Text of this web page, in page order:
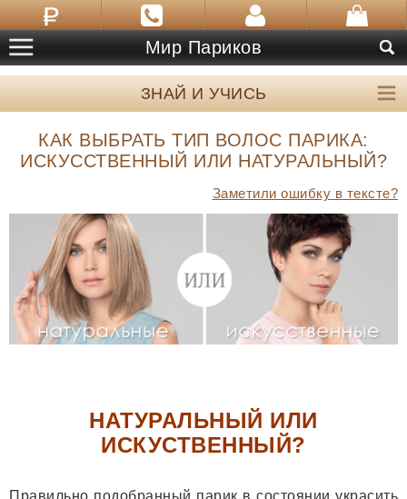
Мир Париков
ЗНАЙ И УЧИСЬ
КАК ВЫБРАТЬ ТИП ВОЛОС ПАРИКА:
ИСКУССТВЕННЫЙ ИЛИ НАТУРАЛЬНЫЙ?
Заметили ошибку в тексте?
НАТУРАЛЬНЫЙ ИЛИ
ИСКУСТВЕННЫЙ?